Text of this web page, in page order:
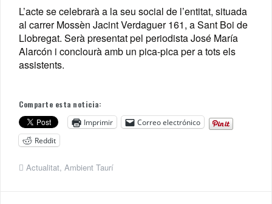
L’acte se celebrarà a la seu social de l’entitat, situada
al carrer Mossèn Jacint Verdaguer 161, a Sant Boi de
Llobregat. Serà presentat pel periodista José María
Alarcón i conclourà amb un pica-pica per a tots els
assistents.
Comparte esta noticia:
Imprimir
Correo electrónico
Reddit
Actualitat, Ambient Taurí